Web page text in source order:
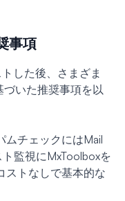
事項
した後、さまざま
いた推奨事項を以
ムチェックにはMail
監視にMxToolboxを
ストなしで基本的な